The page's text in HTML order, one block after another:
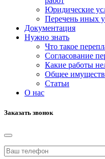
Юридические
Перечень иных
Документация
Нужно знать
Что такое
Согласование
Какие работы
Общее
Статьи
О нас
Заказать звонок